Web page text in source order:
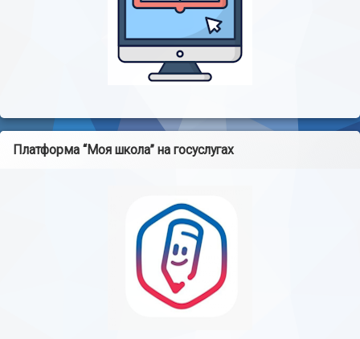
Платформа “Моя школа” на госуслугах